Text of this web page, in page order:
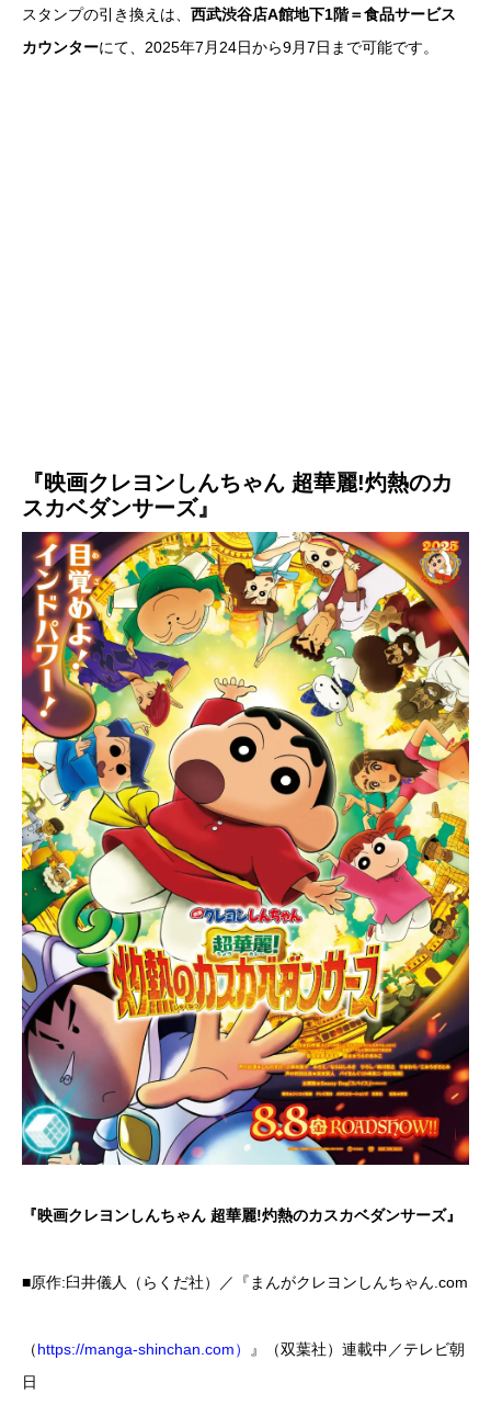
スタンプの引き換えは、 西武渋谷店A館地下1階＝食品サービス
カウンターにて、2025年7月24日から9月7日まで可能です。
『映画クレヨンしんちゃん 超華麗!灼熱のカ
スカベダンサーズ』
『映画クレヨンしんちゃん 超華麗!灼熱のカスカベダンサーズ』
■原作:臼井儀人（らくだ社）／『まんがクレヨンしんちゃん.com
（https://manga‐shinchan.com）
』（双葉社）連載中／テレビ朝
日